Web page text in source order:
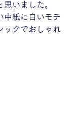
いました。
中紙に白いモチ
ックでおしゃれ